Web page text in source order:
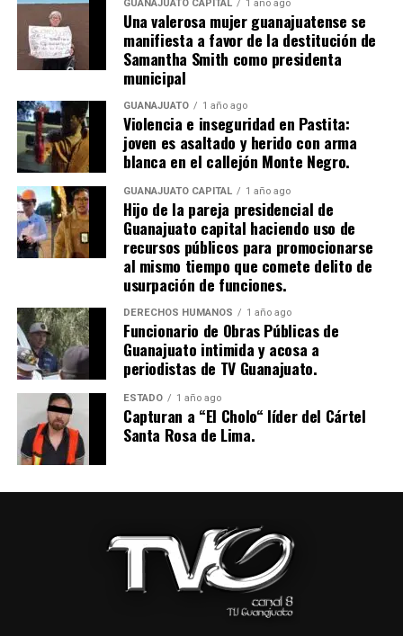
GUANAJUATO CAPITAL 1 año ago
Una valerosa mujer guanajuatense se
manifiesta a favor de la destitución de
Samantha Smith como presidenta
municipal
GUANAJUATO 1 año ago
Violencia e inseguridad en Pastita:
joven es asaltado y herido con arma
blanca en el callejón Monte Negro.
GUANAJUATO CAPITAL 1 año ago
Hijo de la pareja presidencial de
Guanajuato capital haciendo uso de
recursos públicos para promocionarse
al mismo tiempo que comete delito de
usurpación de funciones.
DERECHOS HUMANOS 1 año ago
Funcionario de Obras Públicas de
Guanajuato intimida y acosa a
periodistas de TV Guanajuato.
ESTADO 1 año ago
Capturan a “El Cholo“ líder del Cártel
Santa Rosa de Lima.